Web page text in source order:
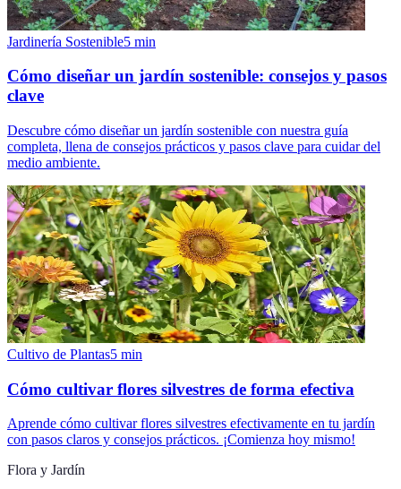
Jardinería Sostenible5 min
Cómo diseñar un jardín sostenible: consejos y pasos
clave
Descubre cómo diseñar un jardín sostenible con nuestra guía
completa, llena de consejos prácticos y pasos clave para cuidar del
medio ambiente.
Cultivo de Plantas5 min
Cómo cultivar flores silvestres de forma efectiva
Aprende cómo cultivar flores silvestres efectivamente en tu jardín
con pasos claros y consejos prácticos. ¡Comienza hoy mismo!
Flora y Jardín